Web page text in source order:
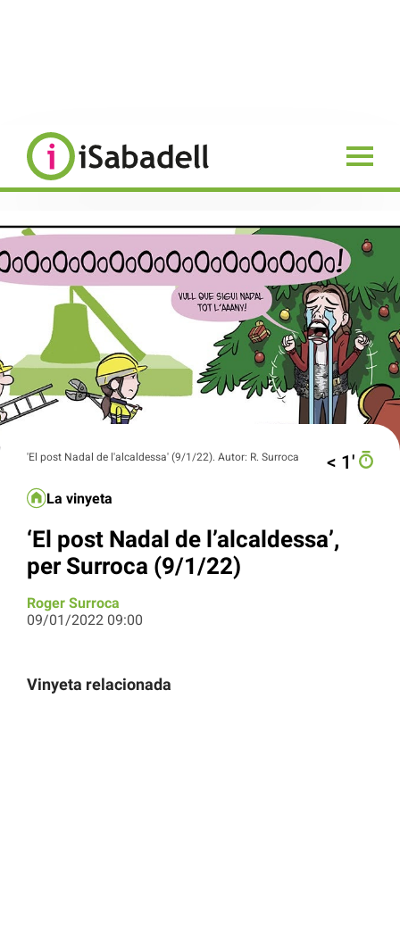
'El post Nadal de l'alcaldessa' (9/1/22). Autor: R. Surroca < 1′
La vinyeta
‘El post Nadal de l’alcaldessa’,
per Surroca (9/1/22)
Roger Surroca
09/01/2022 09:00
Vinyeta relacionada